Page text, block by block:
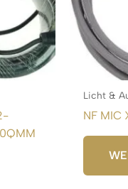
Licht &
NF MIC